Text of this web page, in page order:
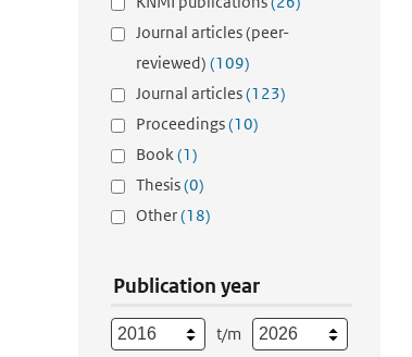
Journal articles (peer-
reviewed) (109)
Journal articles(123)
Proceedings(10)
Book(1)
Thesis(0)
Other(18)
Publication year
t/m